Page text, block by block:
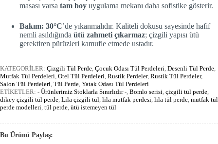
masası varsa tam boy uygulama mekanı daha sofistike gösterir.
Bakım: 30°C’de yıkanmalıdır. Kaliteli dokusu sayesinde hafif
nemli asıldığında ütü zahmeti çıkarmaz; çizgili yapısı ütü
gerektiren pürüzleri kamufle etmede ustadır.
KATEGORİLER: Çizgili Tül Perde, Çocuk Odası Tül Perdeleri, Desenli Tül Perde,
Mutfak Tül Perdeleri, Otel Tül Perdeleri, Rustik Perdeler, Rustik Tül Perdeler,
Salon Tül Perdeleri, Tül Perde, Yatak Odası Tül Perdeleri
ETİKETLER: - Ürünlerimiz Stoklarla Sınırlıdır -, Bomlo serisi, çizgili tül perde,
dikey çizgili tül perde, Lila çizgili tül, lila mutfak perdesi, lila tül perde, mutfak tül
perde modelleri, tül perde, ütü istemeyen tül
Bu Ürünü Paylaş: